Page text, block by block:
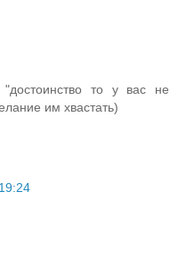
то у вас не
им хвастать)